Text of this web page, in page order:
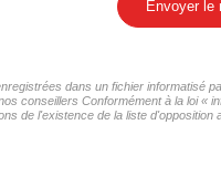
Envoyer le
dans un fichier informatisé
conseillers Conformément à la loi
de l'existence de la liste